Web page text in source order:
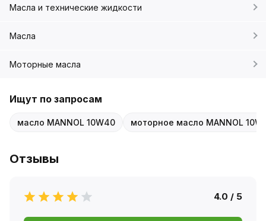
Масла и технические жидкости
Масла
Моторные масла
Ищут по запросам
масло MANNOL 10W40 моторное масло MANNOL
Отзывы
4.0 / 5